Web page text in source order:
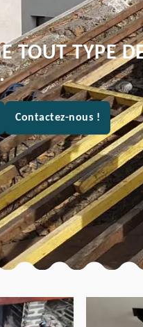
TOUT TYPE
Contactez-nous !